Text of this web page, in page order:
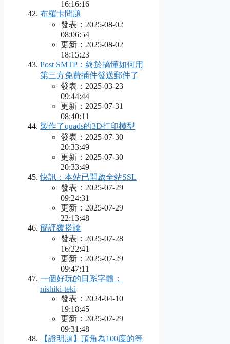
16:16:16
布羅卡問題
發表：2025-08-02
08:06:54
更新：2025-08-02
18:15:23
Post SMTP：終於搞懂如何用
第三方免費插件發送郵件了
發表：2025-03-23
09:44:44
更新：2025-07-31
08:40:11
製作了quads的3D打印模型
發表：2025-07-30
20:33:49
更新：2025-07-30
20:33:49
快訊：本站已開啟全站SSL
發表：2025-07-29
09:24:31
更新：2025-07-29
22:13:48
簡評覆搭論
發表：2025-07-28
16:22:41
更新：2025-07-29
09:47:11
一個好玩的日系字體：
nishiki-teki
發表：2024-04-10
19:18:45
更新：2025-07-29
09:31:48
【證明題】頂角為100度的等